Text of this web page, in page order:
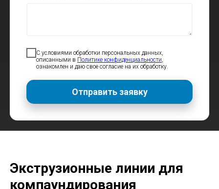
С условиями обработки персональных данных,
описанными в Политике конфиденциальности
ознакомлен и даю свое согласие на их обработку.
Отправить заявку
Экструзионные линии для
компаундирования